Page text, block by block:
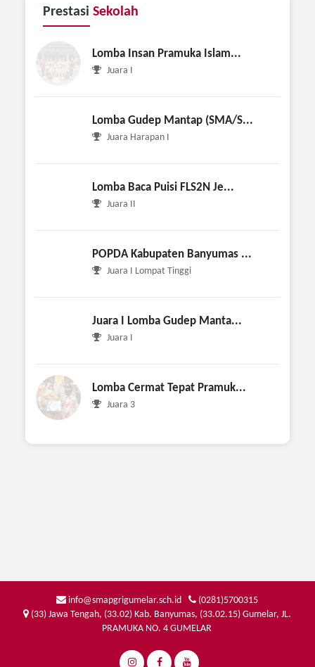
Prestasi Sekolah
Lomba Insan Pramuka Islam...
Juara I
Lomba Gudep Mantap (SMA/S...
Juara Harapan I
Lomba Baca Puisi FLS2N Je...
Juara II
POPDA Kabupaten Banyumas ...
Juara I Lompat Tinggi
Juara I Lomba Gudep Manta...
Juara I
Lomba Cermat Tepat Pramuk...
Juara 3
info@smapgrigumelar.sch.id
(0281)5700315
(33) Jawa Tengah, (33.02) Kab. Banyumas, (33.02.15) Gumelar, JL.
PRAMUKA NO. 4 GUMELAR